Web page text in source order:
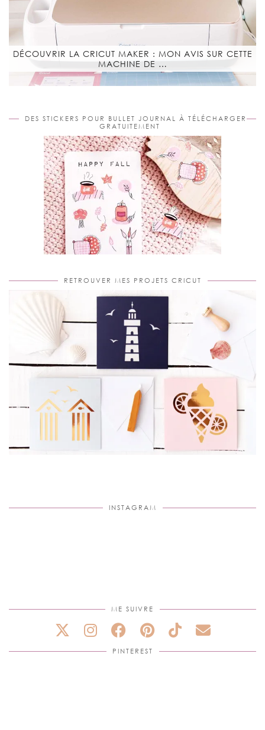
DÉCOUVRIR LA CRICUT MAKER : MON AVIS SUR CETTE
MACHINE DE …
DES STICKERS POUR BULLET JOURNAL À TÉLÉCHARGER
GRATUITEMENT
RETROUVER MES PROJETS CRICUT
INSTAGRAM
ME SUIVRE
PINTEREST